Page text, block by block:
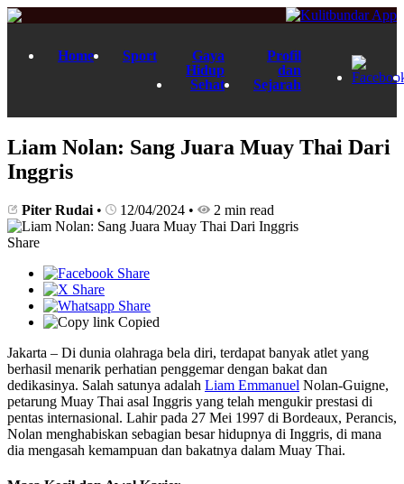
Home Sport
Gaya
Hidup
Sehat
Profil
dan
Sejarah
Liam Nolan: Sang Juara Muay Thai Dari
Inggris
Piter Rudai • 12/04/2024 • 2 min read
Share
Copied
Jakarta – Di dunia olahraga bela diri, terdapat banyak atlet yang
berhasil menarik perhatian penggemar dengan bakat dan
dedikasinya. Salah satunya adalah Liam Emmanuel Nolan-Guigne,
petarung Muay Thai asal Inggris yang telah mengukir prestasi di
pentas internasional. Lahir pada 27 Mei 1997 di Bordeaux, Perancis,
Nolan menghabiskan sebagian besar hidupnya di Inggris, di mana
dia mengasah kemampuan dan bakatnya dalam Muay Thai.